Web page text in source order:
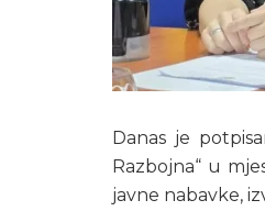
Danas je
Razbojna“ u
javne nabavke,